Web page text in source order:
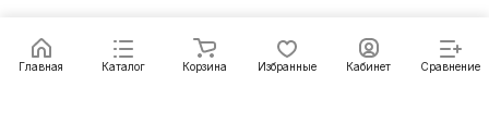
Главная Каталог Корзина Избранные Кабинет Сравнение